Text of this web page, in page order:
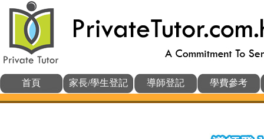
首頁 家長/學生登記 導師登記 學費參考